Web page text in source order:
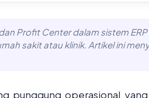
Profit Center dalam sistem
sakit atau klinik. Artikel ini
punggung operasional